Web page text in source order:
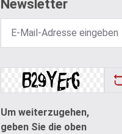
Newsletter
Um weiterzugehen,
geben Sie die oben